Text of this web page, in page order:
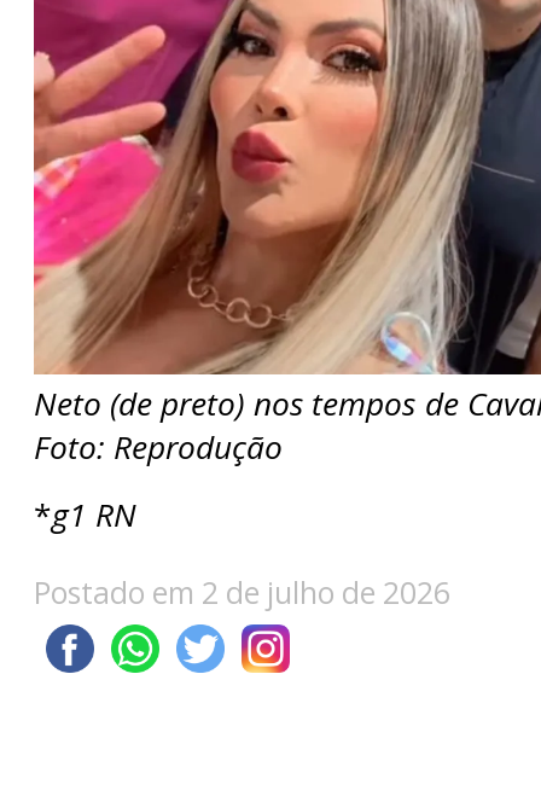
Neto (de preto) nos tempos de
Foto: Reprodução
*g1 RN
Postado em 2 de julho de 2026